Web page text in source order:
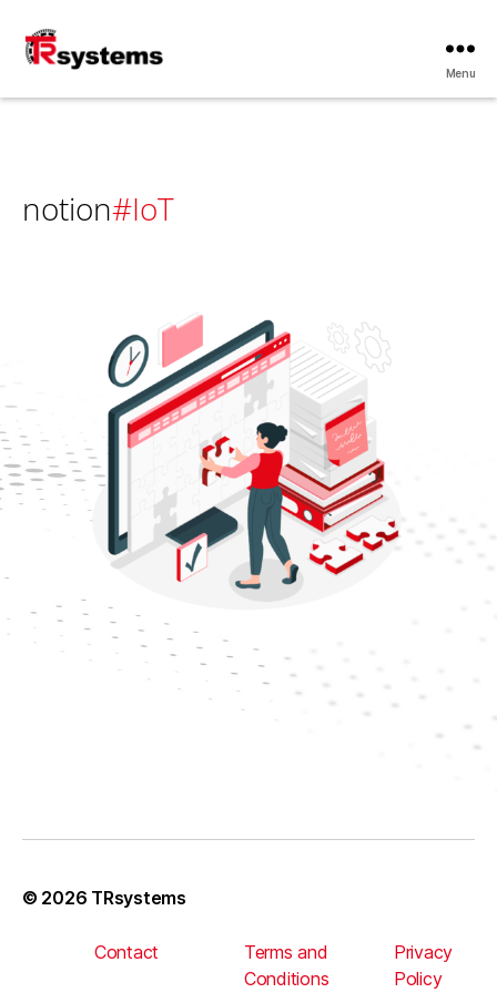
Menu
notion#IoT
© 2026 TRsystems
Contact
Terms and
Conditions
Privacy
Policy